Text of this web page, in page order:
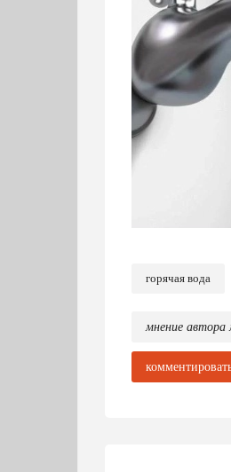
горячая вода
мнение автора